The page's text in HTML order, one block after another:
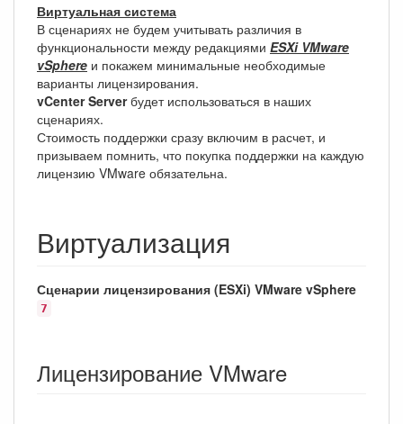
Виртуальная система
В сценариях не будем учитывать различия в
функциональности между редакциями ESXi VMware
vSphere и покажем минимальные необходимые
варианты лицензирования.
vCenter Serverбудет использоваться в наших
сценариях.
Стоимость поддержки сразу включим в расчет, и
призываем помнить, что покупка поддержки на каждую
лицензию VMware обязательна.
Виртуализация
Сценарии лицензирования (ESXi) VMware vSphere
7
Лицензирование VMware